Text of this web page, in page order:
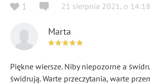
1 21 sierpnia 2021 , o 14:18
Marta
Piękne wiersze. Niby niepozorne a
świdrują. Warte przeczytania, warte